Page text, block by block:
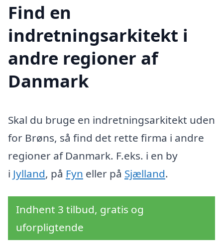
Find en
indretningsarkitekt i
andre regioner af
Danmark
Skal du bruge en indretningsarkitekt uden
for Brøns, så find det rette firma i andre
regioner af Danmark. F.eks. i en by
i Jylland, på Fyn eller på Sjælland.
Indhent 3 tilbud, gratis og
uforpligtende